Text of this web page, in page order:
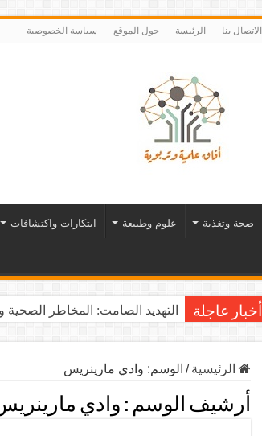
الاتصال بنا الرئيسة حول الموقع سياسة الخصوصية
صحة وتغذية علوم وطبيعة ابتكارات واكتشافات
أخبار عاجلة التهديد الصامت: المخاطر الصحية
الرئيسية / الوسم: وادي مارينريس
أرشيف الوسم : وادي